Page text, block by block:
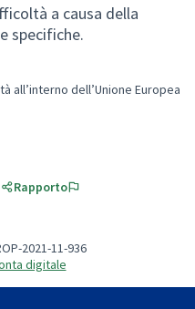
a causa della
specifiche.
per categoria: 2 - Mobilità
all’interno dell’Unione Europea
Rapporto
2021-11-936
digitale